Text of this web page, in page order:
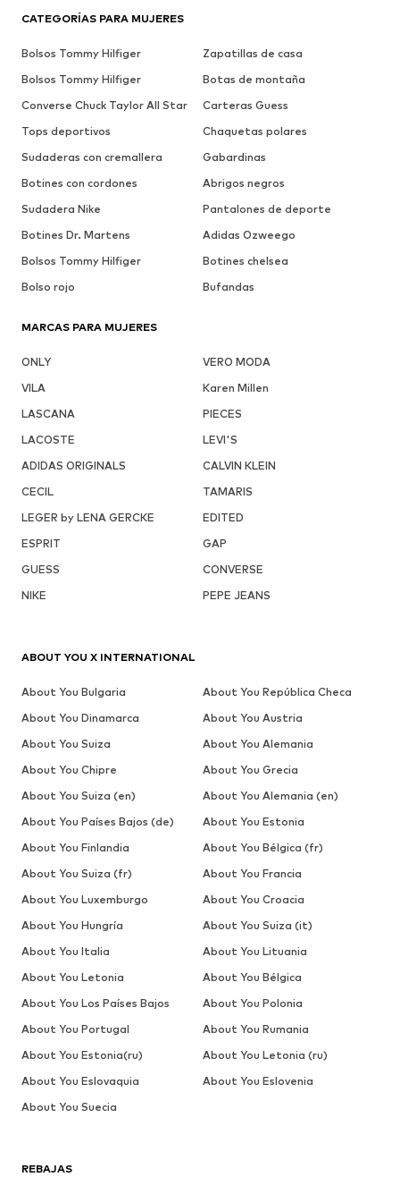
CATEGORÍAS PARA MUJERES
Bolsos Tommy Hilfiger
Zapatillas de casa
Bolsos Tommy Hilfiger
Botas de montaña
Converse Chuck Taylor All Star
Carteras Guess
Tops deportivos
Chaquetas polares
Sudaderas con cremallera
Gabardinas
Botines con cordones
Abrigos negros
Sudadera Nike
Pantalones de deporte
Botines Dr. Martens
Adidas Ozweego
Bolsos Tommy Hilfiger
Botines chelsea
Bolso rojo
Bufandas
MARCAS PARA MUJERES
ONLY
VERO MODA
VILA
Karen Millen
LASCANA
PIECES
LACOSTE
LEVI'S
ADIDAS ORIGINALS
CALVIN KLEIN
CECIL
TAMARIS
LEGER by LENA GERCKE
EDITED
ESPRIT
GAP
GUESS
CONVERSE
NIKE
PEPE JEANS
REBAJAS
ABOUT YOU X INTERNATIONAL
About You Bulgaria
About You República Checa
About You Dinamarca
About You Austria
About You Suiza
About You Alemania
About You Chipre
About You Grecia
About You Suiza (en)
About You Alemania (en)
About You Países Bajos (de)
About You Estonia
About You Finlandia
About You Bélgica (fr)
About You Suiza (fr)
About You Francia
About You Luxemburgo
About You Croacia
About You Hungría
About You Suiza (it)
About You Italia
About You Lituania
About You Letonia
About You Bélgica
About You Los Países Bajos
About You Polonia
About You Portugal
About You Rumania
About You Estonia(ru)
About You Letonia (ru)
About You Eslovaquia
About You Eslovenia
About You Suecia